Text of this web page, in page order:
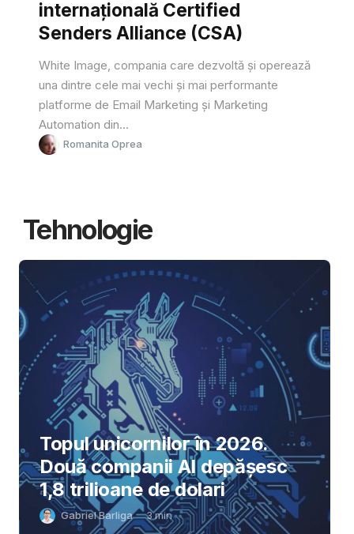
internațională Certified
Senders Alliance (CSA)
White Image, compania care dezvoltă și operează
una dintre cele mai vechi și mai performante
platforme de Email Marketing și Marketing
Automation din...
Romanita Oprea
Tehnologie
Topul unicornilor în 2026.
Două companii AI depășesc
1,8 trilioane de dolari
Gabriel Barliga 3min